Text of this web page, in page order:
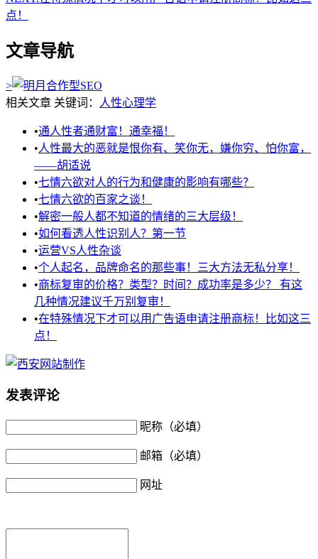
点！
文章导航
>
相关文章 关键词： 人性心理学
•通人性者通财富！通幸福！
•人性最大的恶就是恨你有、笑你无，嫌你穷、怕你富，
——胡适说
•七情六欲对人的行为和健康的影响有哪些？
•七情六欲的百家之谈！
•解密一般人都不知道的情绪的三大层级！
•如何看透人性识别人？第一节
•运营VS人性杂谈
•个人起名，品牌命名的那些事！三大方法无私分享！
•商标复审的价格？类型？时间？成功率是多少？ 有这
几种情况建议千万别复审！
•在特殊情况下才可以用广告语申请注册商标！比如这三
点！
发表评论
昵称（必填）
邮箱（必填）
网址